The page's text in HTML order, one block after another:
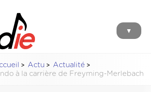
▼
Actu
Actualité
à la carrière de Freyming-Merlebach